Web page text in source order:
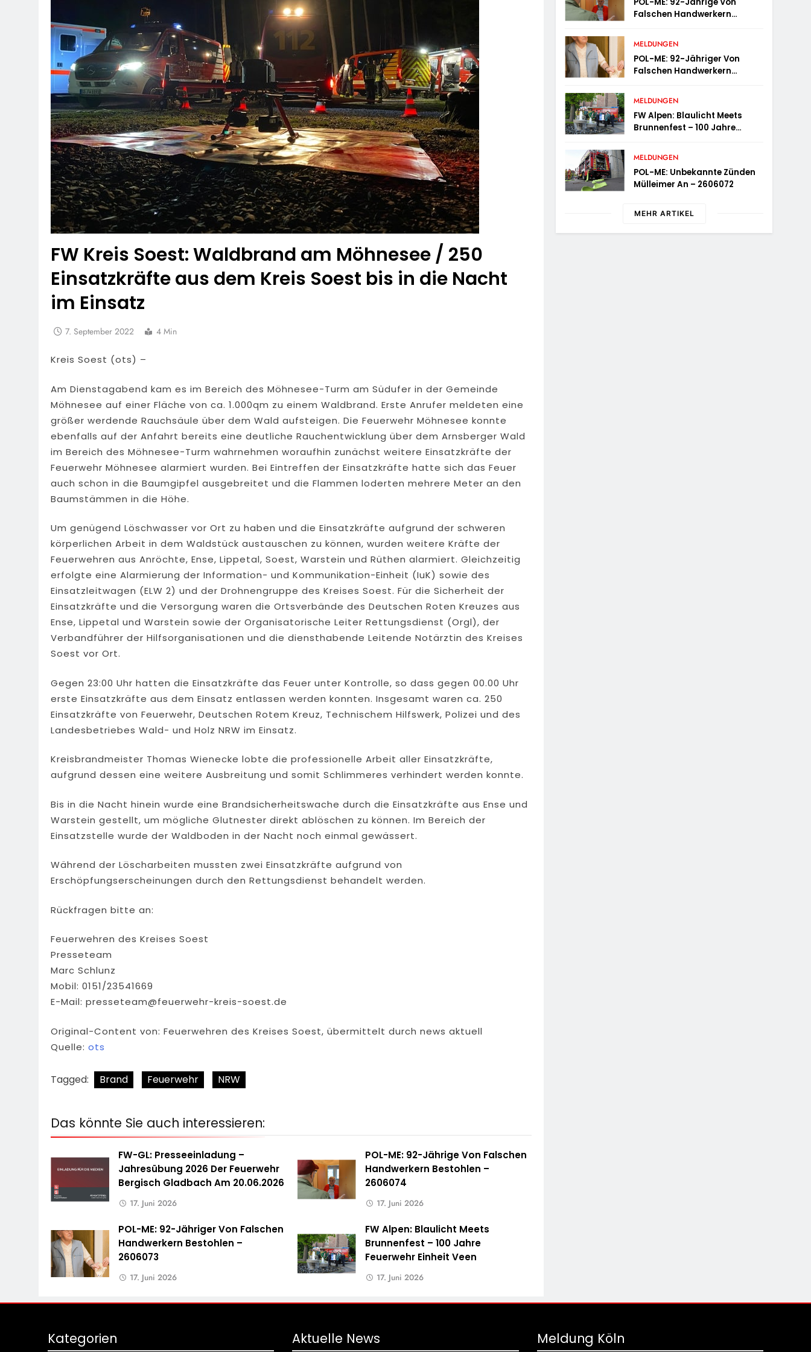
FW Kreis Soest: Waldbrand am Möhnesee / 250
Einsatzkräfte aus dem Kreis Soest bis in die Nacht
im Einsatz
7. September 2022 4 Min
Kreis Soest (ots) –
Am Dienstagabend kam es im Bereich des Möhnesee-Turm am Südufer in der Gemeinde
Möhnesee auf einer Fläche von ca. 1.000qm zu einem Waldbrand. Erste Anrufer meldeten eine
größer werdende Rauchsäule über dem Wald aufsteigen. Die Feuerwehr Möhnesee konnte
ebenfalls auf der Anfahrt bereits eine deutliche Rauchentwicklung über dem Arnsberger Wald
im Bereich des Möhnesee-Turm wahrnehmen woraufhin zunächst weitere Einsatzkräfte der
Feuerwehr Möhnesee alarmiert wurden. Bei Eintreffen der Einsatzkräfte hatte sich das Feuer
auch schon in die Baumgipfel ausgebreitet und die Flammen loderten mehrere Meter an den
Baumstämmen in die Höhe.
Um genügend Löschwasser vor Ort zu haben und die Einsatzkräfte aufgrund der schweren
körperlichen Arbeit in dem Waldstück austauschen zu können, wurden weitere Kräfte der
Feuerwehren aus Anröchte, Ense, Lippetal, Soest, Warstein und Rüthen alarmiert. Gleichzeitig
erfolgte eine Alarmierung der Information- und Kommunikation-Einheit (IuK) sowie des
Einsatzleitwagen (ELW 2) und der Drohnengruppe des Kreises Soest. Für die Sicherheit der
Einsatzkräfte und die Versorgung waren die Ortsverbände des Deutschen Roten Kreuzes aus
Ense, Lippetal und Warstein sowie der Organisatorische Leiter Rettungsdienst (Orgl), der
Verbandführer der Hilfsorganisationen und die diensthabende Leitende Notärztin des Kreises
Soest vor Ort.
Gegen 23:00 Uhr hatten die Einsatzkräfte das Feuer unter Kontrolle, so dass gegen 00.00 Uhr
erste Einsatzkräfte aus dem Einsatz entlassen werden konnten. Insgesamt waren ca. 250
Einsatzkräfte von Feuerwehr, Deutschen Rotem Kreuz, Technischem Hilfswerk, Polizei und des
Landesbetriebes Wald- und Holz NRW im Einsatz.
Kreisbrandmeister Thomas Wienecke lobte die professionelle Arbeit aller Einsatzkräfte,
aufgrund dessen eine weitere Ausbreitung und somit Schlimmeres verhindert werden konnte.
Bis in die Nacht hinein wurde eine Brandsicherheitswache durch die Einsatzkräfte aus Ense und
Warstein gestellt, um mögliche Glutnester direkt ablöschen zu können. Im Bereich der
Einsatzstelle wurde der Waldboden in der Nacht noch einmal gewässert.
Während der Löscharbeiten mussten zwei Einsatzkräfte aufgrund von
Erschöpfungserscheinungen durch den Rettungsdienst behandelt werden.
Rückfragen bitte an:
Feuerwehren des Kreises Soest
Presseteam
Marc Schlunz
Mobil: 0151/23541669
E-Mail: presseteam@feuerwehr-kreis-soest.de
Original-Content von: Feuerwehren des Kreises Soest, übermittelt durch news aktuell
Quelle: ots
Tagged: Brand Feuerwehr NRW
Das könnte Sie auch interessieren:
FW-GL: Presseeinladung –
Jahresübung 2026 Der Feuerwehr
Bergisch Gladbach Am 20.06.2026
17. Juni 2026
POL-ME: 92-Jährige Von Falschen
Handwerkern Bestohlen –
2606074
17. Juni 2026
POL-ME: 92-Jähriger Von Falschen
Handwerkern Bestohlen –
2606073
17. Juni 2026
FW Alpen: Blaulicht Meets
Brunnenfest – 100 Jahre
Feuerwehr Einheit Veen
17. Juni 2026
Falschen Handwerkern
MELDUNGEN
POL-ME: 92-Jähriger Von
Falschen Handwerkern
MELDUNGEN
FW Alpen: Blaulicht Meets
Brunnenfest – 100 Jahre
MELDUNGEN
POL-ME: Unbekannte Zünden
Mülleimer An – 2606072
MEHR ARTIKEL
Kategorien Aktuelle News Meldung Köln